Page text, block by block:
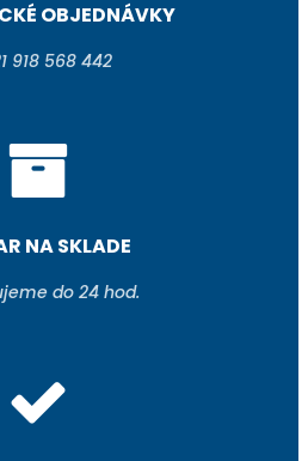
OBJEDNÁVKY
918 568 442
NA SKLADE
do 24 hod.